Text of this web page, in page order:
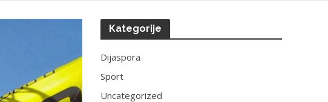
Kategorije
Dijaspora
Sport
Uncategorized